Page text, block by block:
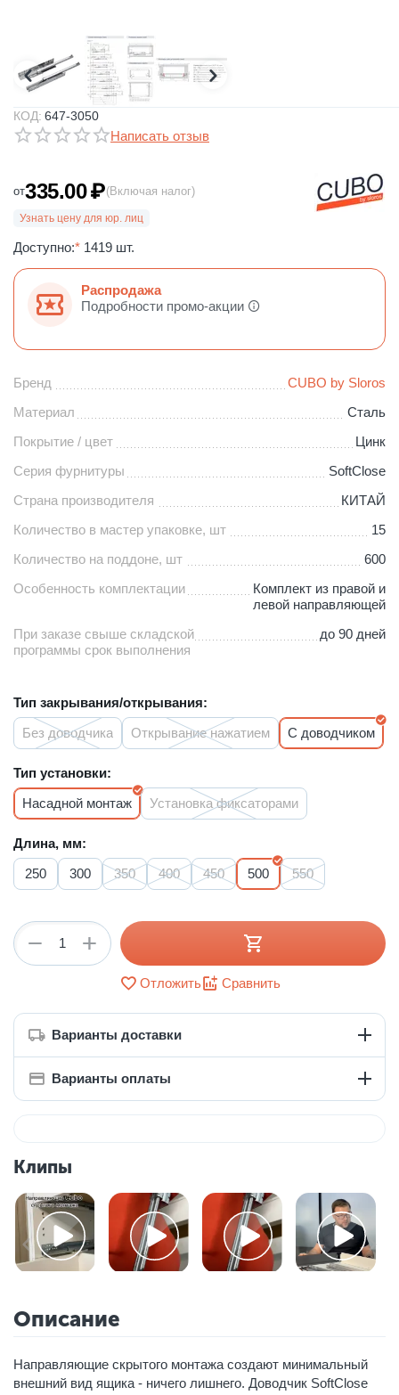
КОД: 647-3050
Написать отзыв
от335.00₽(Включая налог)
Узнать цену для юр. лиц
Доступно:* 1419 шт.
Распродажа
Подробности промо-акции
Бренд
CUBO by Sloros
Материал
Сталь
Покрытие / цвет
Цинк
Серия фурнитуры
SoftClose
Страна производителя
КИТАЙ
Количество в мастер упаковке, шт
15
Количество на поддоне, шт
600
Особенность комплектации
Комплект из правой и
левой направляющей
При заказе свыше складской
программы срок выполнения
до 90 дней
Тип закрывания/открывания:
Без доводчика
Открывание нажатием С доводчиком
Тип установки:
Насадной монтаж
Установка фиксаторами
Длина, мм:
250
300 350 400 450 500 550
+
−
Отложить Сравнить
Варианты доставки
Варианты оплаты
Клипы
Описание
Направляющие скрытого монтажа создают минимальный
внешний вид ящика - ничего лишнего. Доводчик SoftClose